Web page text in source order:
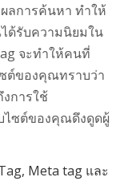
ลการค้นหา ทำให้
ด้รับความนิยมใน
จะทำให้คนที่
ซต์ของคุณทราบว่า
งการใช้
ไซต์ของคุณดึงดูดผู้
Meta tag และ